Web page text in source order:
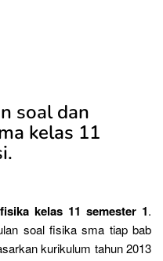
soal dan
kelas 11
kelas 11 semester 1.
soal fisika sma tiap bab
kurikulum tahun 2013